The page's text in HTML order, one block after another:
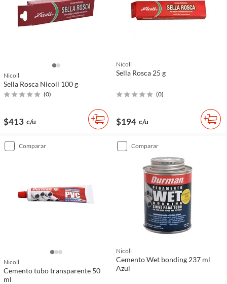
Nicoll
Sella Rosca Nicoll 100 g
(0)
$413 c/u
Nicoll
Sella Rosca 25 g
(0)
$194 c/u
comparar
Nicoll
Cemento tubo transparente 50
ml
comparar
Nicoll
Cemento Wet bonding 237 ml
Azul